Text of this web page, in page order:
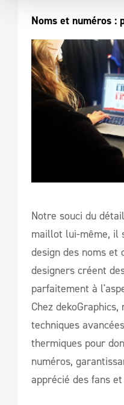
Noms et numéros :
Notre souci du
maillot lui-même, il
design des noms et
designers créent
parfaitement à
Chez
techniques
thermiques pour
numéros,
apprécié des fans